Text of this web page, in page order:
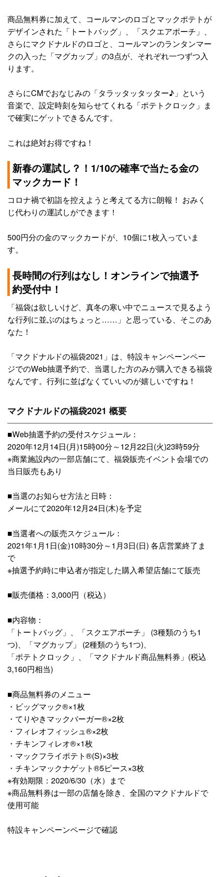
商品無料券に加えて、コールマンのロゴとマックポテトが
デザインされた「トートバッグ」、「スクエアポーチ」、
さらにマクドナルドのロゴと、コールマンのランタンマー
クの入った「マグカップ」の3点が、それぞれ一つずつ入
ります。
さらにCMでおなじみの「タラッタッタッター♪」という
音楽で、設定時刻を知らせてくれる「ポテトクロック」ま
で確実にゲットできるんです。
これは絶対お得ですね！
新春の運試し？！1/10の確率で当たる金の
マックカード！
コロナ禍で初詣を控えようと考えてる方に朗報！ おみく
じ代わりの運試しができます！
500円分の金のマックカードが、10個に1枚入っていま
す。
長時間の行列はなし！オンラインで抽選予
約受付中！
「福袋は欲しいけど、真冬の寒い中でニュースで見るよう
な行列に並ぶのはちょっと……」と思っている、そこのあ
なた！
「マクドナルドの福袋2021」は、特設キャンペーンペー
ジでのWeb抽選予約で、当選した方のみが購入できる福袋
なんです。行列に並ばなくていいのが嬉しいですね！
マクドナルドの福袋2021 概要
■Web抽選予約の受付スケジュール：
2020年12月14日(月)15時00分～12月22日(火)23時59分
※商業施設内の一部店舗にて、福袋販売イベント会場での
当日販売もあり
■当選のお知らせ方法と日時：
メールにて2020年12月24日(木)を予定
■当選者への販売スケジュール：
2021年1月1日(金)10時30分～1月3日(日) 各店営業終了ま
で
※抽選予約時に申込者が指定した購入希望店舗にて販売
■販売価格：3,000円（税込）
■内容物：
「トートバッグ」、「スクエアポーチ」 (3種類のうち1
つ)、「マグカップ」 (2種類のうち1つ)、
「ポテトクロック」、「マクドナルド商品無料券」(税込
3,160円相当)
■商品無料券のメニュー
・ビッグマック®×1枚
・てりやきマックバーガー®×2枚
・フィレオフィッシュ®×2枚
・チキンフィレオ®×1枚
・マックフライポテト®(S)×3枚
・チキンマックナゲット®5ピース×3枚
※有効期限：2020/6/30（水）まで
※商品無料券は一部の店舗を除き、全国のマクドナルドで
使用可能
特設キャンペーンページで確認